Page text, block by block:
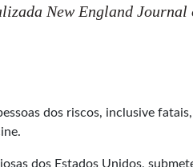
New England
dos riscos, inclusive
dos Estados Unidos,